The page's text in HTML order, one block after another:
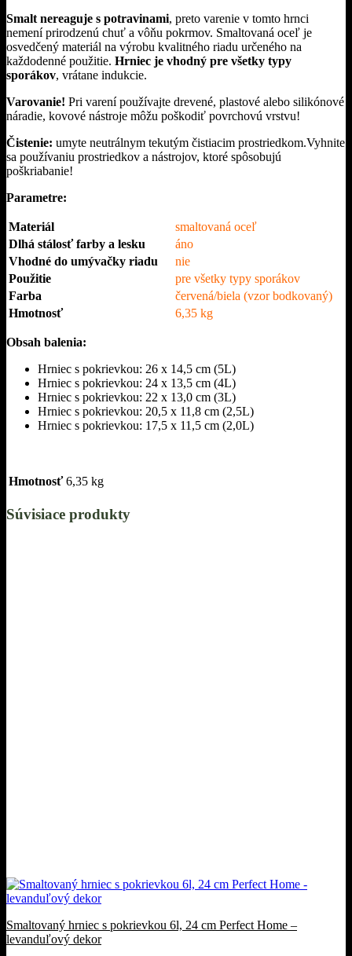
Smalt nereaguje s potravinami, preto varenie v tomto hrnci
nemení prirodzenú chuť a vôňu pokrmov. Smaltovaná oceľ je
osvedčený materiál na výrobu kvalitného riadu určeného na
každodenné použitie. Hrniec je vhodný pre všetky typy
sporákov, vrátane indukcie.
Varovanie! Pri varení používajte drevené, plastové alebo silikónové
náradie, kovové nástroje môžu poškodiť povrchovú vrstvu!
Čistenie: umyte neutrálnym tekutým čistiacim prostriedkom.Vyhnite
sa používaniu prostriedkov a nástrojov, ktoré spôsobujú
poškriabanie!
Parametre:
Materiál
smaltovaná oceľ
Dlhá stálosť farby a lesku
áno
Vhodné do umývačky riadu
nie
Použitie
pre všetky typy sporákov
Farba
červená/biela (vzor bodkovaný)
Hmotnosť
6,35 kg
Obsah balenia:
Hrniec s pokrievkou: 26 x 14,5 cm (5L)
Hrniec s pokrievkou: 24 x 13,5 cm (4L)
Hrniec s pokrievkou: 22 x 13,0 cm (3L)
Hrniec s pokrievkou: 20,5 x 11,8 cm (2,5L)
Hrniec s pokrievkou: 17,5 x 11,5 cm (2,0L)
Hmotnosť 6,35 kg
Súvisiace produkty
Smaltovaný hrniec s pokrievkou 6l, 24 cm Perfect Home –
levanduľový dekor